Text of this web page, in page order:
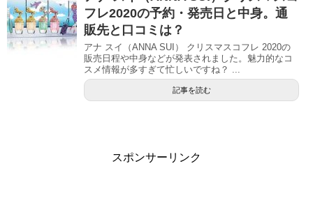
フレ2020の予約・発売日と中身。通
販先と口コミは？
アナ スイ（ANNA SUI） クリスマスコフレ 2020の
販売日程や中身などが発表されました。魅力的なコ
スメ情報が多すぎて忙しいですね？ ...
記事を読む
スポンサーリンク